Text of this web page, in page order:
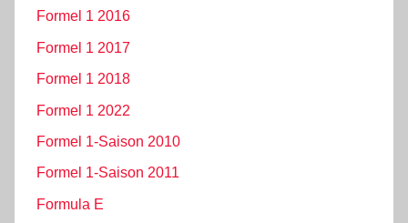
Formel 1 2016
Formel 1 2017
Formel 1 2018
Formel 1 2022
Formel 1-Saison 2010
Formel 1-Saison 2011
Formula E